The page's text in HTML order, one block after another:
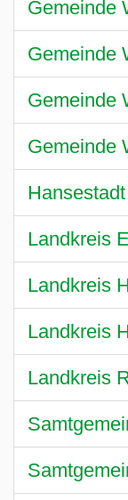
Gemeinde
Gemeinde
Gemeinde
Gemeinde
Landkreis
Landkreis
Landkreis
Landkreis